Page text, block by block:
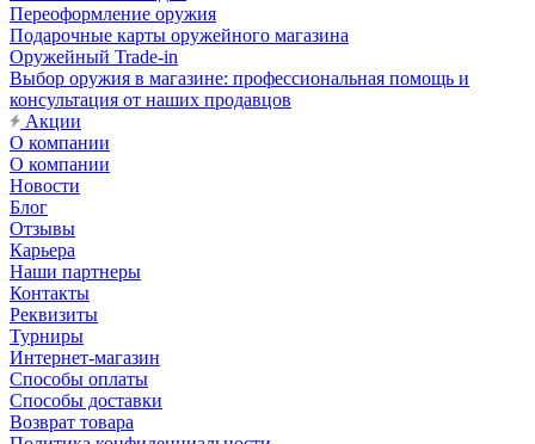
Переоформление оружия
Подарочные карты оружейного магазина
Оружейный Trade-in
Выбор оружия в магазине: профессиональная помощь и
консультация от наших продавцов
Акции
О компании
О компании
Новости
Блог
Отзывы
Карьера
Наши партнеры
Контакты
Реквизиты
Турниры
Интернет-магазин
Способы оплаты
Способы доставки
Возврат товара